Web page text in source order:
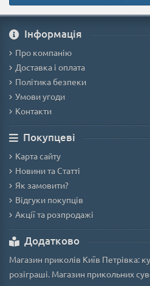
Iнформація
Про компанію
Доставка і оплата
Політика безпеки
Умови угоди
Контакти
Покупцеві
Карта сайту
Новини та Статті
Як замовити?
Відгуки покупців
Акції та розпродажі
Додатково
Магазин приколів Київ Петрівка:
розіграші. Магазин прикольних